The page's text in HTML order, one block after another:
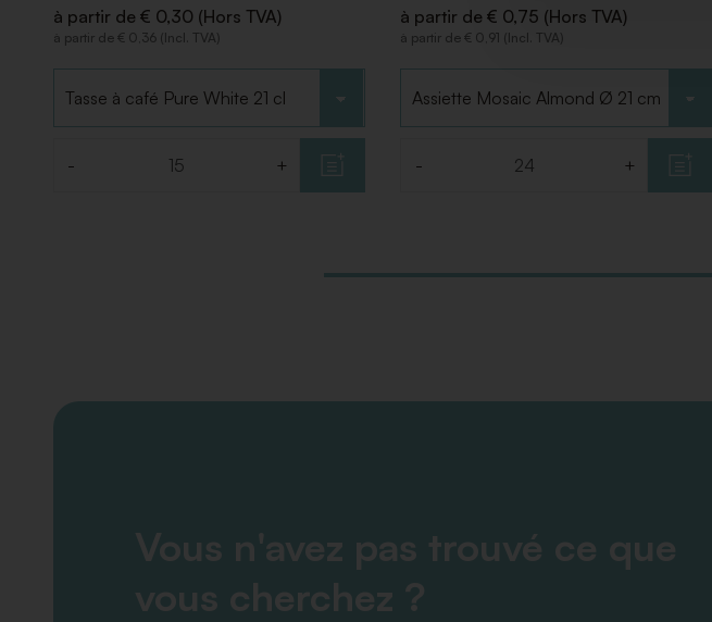
à partir de € 0,30 (Hors TVA)
à partir de € 0,36 (Incl. TVA)
- +
à partir de € 0,75 (Hors TVA)
à partir de € 0,91 (Incl. TVA)
- +
Vous n'avez pas trouvé ce que
vous cherchez ?